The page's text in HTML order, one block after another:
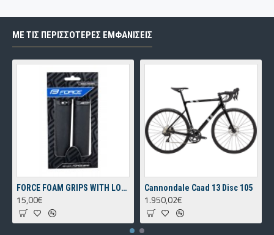
ΜΕ ΤΙΣ ΠΕΡΙΣΣΌΤΕΡΕΣ ΕΜΦΑΝΊΣΕΙΣ
FORCE FOAM GRIPS WITH LOCKING
15,00€
Cannondale Caad 13 Disc 105
1.950,02€